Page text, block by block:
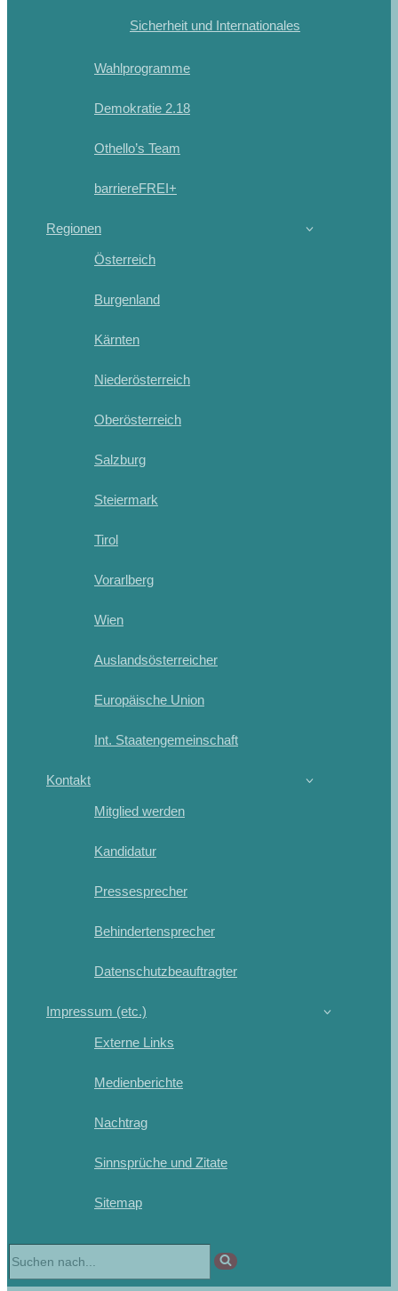
Sicherheit und Internationales
Wahlprogramme
Demokratie 2.18
Othello’s Team
barriereFREI+
Regionen
Österreich
Burgenland
Kärnten
Niederösterreich
Oberösterreich
Salzburg
Steiermark
Tirol
Vorarlberg
Wien
Auslandsösterreicher
Europäische Union
Int. Staatengemeinschaft
Kontakt
Mitglied werden
Kandidatur
Pressesprecher
Behindertensprecher
Datenschutzbeauftragter
Impressum (etc.)
Externe Links
Medienberichte
Nachtrag
Sinnsprüche und Zitate
Sitemap